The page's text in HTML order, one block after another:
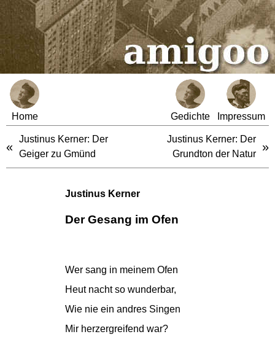
Home Gedichte Impressum
«
Justinus Kerner: Der
Geiger zu Gmünd
Justinus Kerner: Der
Grundton der Natur
»
Justinus Kerner
Der Gesang im Ofen
Wer sang in meinem Ofen
Heut nacht so wunderbar,
Wie nie ein andres Singen
Mir herzergreifend war?